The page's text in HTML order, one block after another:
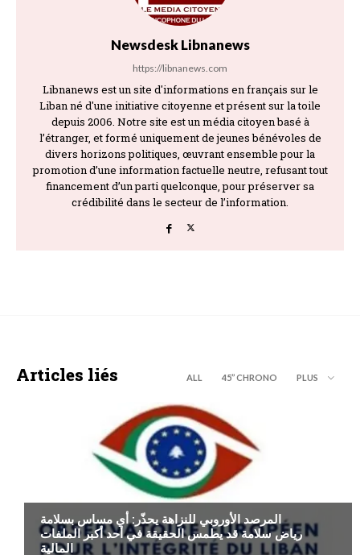
Newsdesk Libnanews
https://libnanews.com
Libnanews est un site d'informations en français sur le
Liban né d'une initiative citoyenne et présent sur la toile
depuis 2006. Notre site est un média citoyen basé à
l’étranger, et formé uniquement de jeunes bénévoles de
divers horizons politiques, œuvrant ensemble pour la
promotion d’une information factuelle neutre, refusant tout
financement d’un parti quelconque, pour préserver sa
crédibilité dans le secteur de l’information.
Articles liés ALL 45’’ CHRONO PLUS
المرصد الأوروبي للنزاهة يحذّر: أي مساس بسلامة
رياض سلامة قد يطمس الحقيقة في أحد أكبر الملفات
المالية